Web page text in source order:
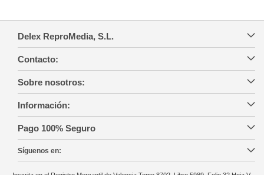
Delex ReproMedia, S.L.
Contacto:
Sobre nosotros:
Información:
Pago 100% Seguro
Síguenos en: